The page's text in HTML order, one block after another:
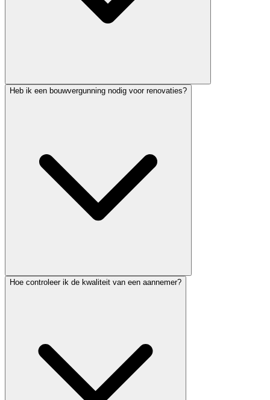
Heb ik een bouwvergunning nodig voor renovaties?
Hoe controleer ik de kwaliteit van een aannemer?